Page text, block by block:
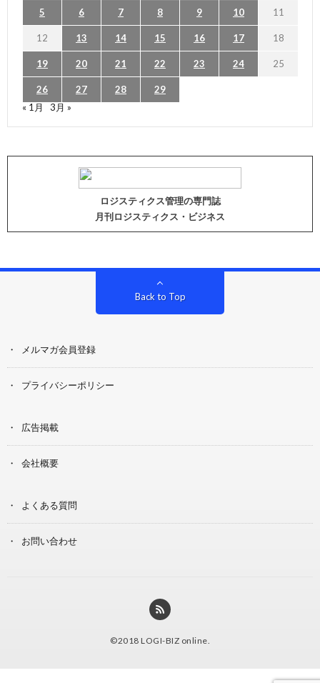
5 6 7 8 9 10 11
12 13 14 15 16 17 18
19 20 21 22 23 24 25
26 27 28
29
« 1月
3月 »
ロジスティクス管理の専門誌
月刊ロジスティクス・ビジネス
Back to Top
メルマガ会員登録
プライバシーポリシー
広告掲載
会社概要
よくある質問
お問い合わせ
©2018 LOGI-BIZ online.